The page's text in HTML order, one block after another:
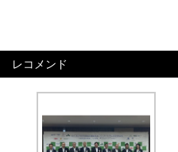
レコメンド